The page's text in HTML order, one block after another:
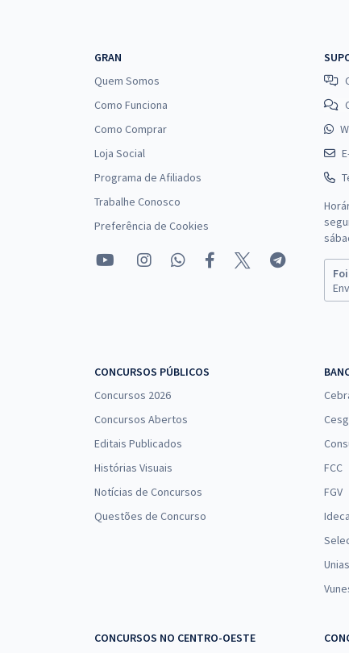
GRAN
Quem Somos
Como Funciona
Como Comprar
Loja Social
Programa de Afiliados
Trabalhe Conosco
Preferência de Cookies
CONCURSOS PÚBLICOS
Concursos 2026
Concursos Abertos
Editais Publicados
Histórias Visuais
Notícias de Concursos
Questões de Concurso
FCC
FGV
CONCURSOS NO CENTRO-OESTE